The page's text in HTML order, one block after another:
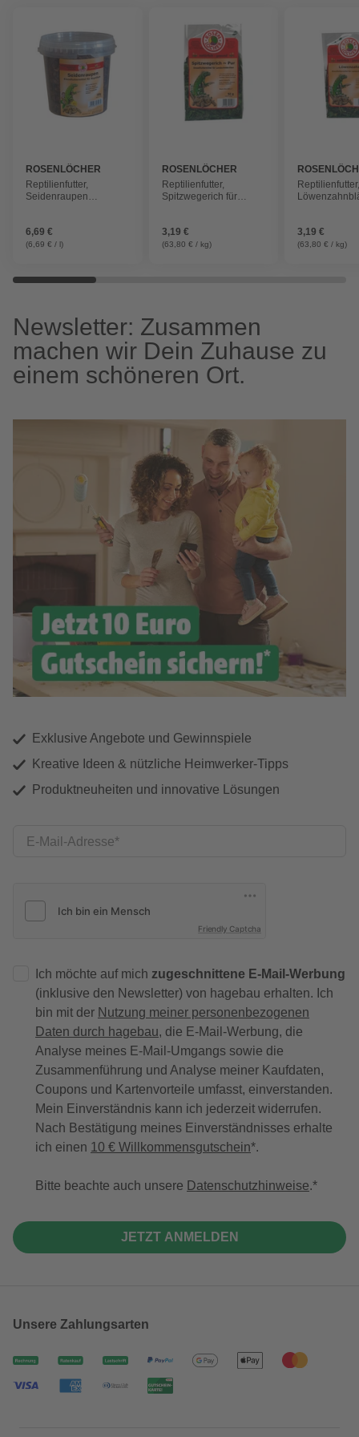
ROSENLÖCHER
Reptilienfutter,
Seidenraupen
6,69 €
(6,69 € / l)
ROSENLÖCHER
Reptilienfutter,
Spitzwegerich für
3,19 €
(63,80 € / kg)
3,19 €
(63,80 € / kg)
Newsletter: Zusammen
machen wir Dein Zuhause zu
einem schöneren Ort.
Exklusive Angebote und Gewinnspiele
Kreative Ideen & nützliche Heimwerker-Tipps
Produktneuheiten und innovative Lösungen
E-Mail-Adresse
Friendly Captcha
Ich möchte auf mich zugeschnittene E-Mail-Werbung
(inklusive den Newsletter) von hagebau erhalten. Ich
bin mit der Nutzung meiner personenbezogenen
Daten durch hagebau, die E-Mail-Werbung, die
Analyse meines E-Mail-Umgangs sowie die
Zusammenführung und Analyse meiner Kaufdaten,
Coupons und Kartenvorteile umfasst, einverstanden.
Mein Einverständnis kann ich jederzeit widerrufen.
Nach Bestätigung meines Einverständnisses erhalte
ich einen 10 € Willkommensgutschein*.
Bitte beachte auch unsere Datenschutzhinweise.
JETZT ANMELDEN
Unsere Zahlungsarten